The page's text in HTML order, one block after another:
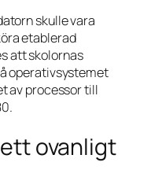
skulle vara
etablerad
att skolornas
operativsystemet
av processor till
ovanligt